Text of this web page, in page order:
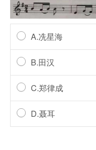
A.冼星海
B.田汉
C.郑律成
D.聂耳